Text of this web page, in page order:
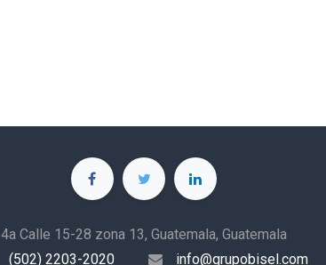
4a Calle 15-28 zona 13, Guatemala, Guatemala
(502) 2203-2020
info@grupobisel.com